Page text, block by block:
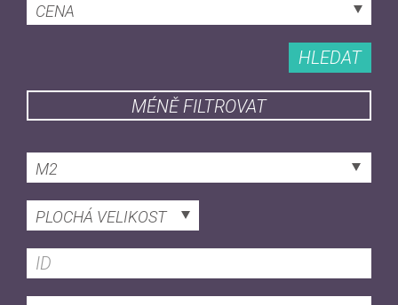
CENA
HLEDAT
MÉNĚ FILTROVAT
M2
PLOCHÁ VELIKOST